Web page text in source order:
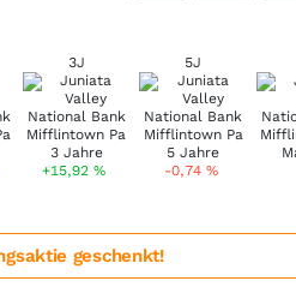
3J
+15,92%
5J
-0,74 %
geschenkt!